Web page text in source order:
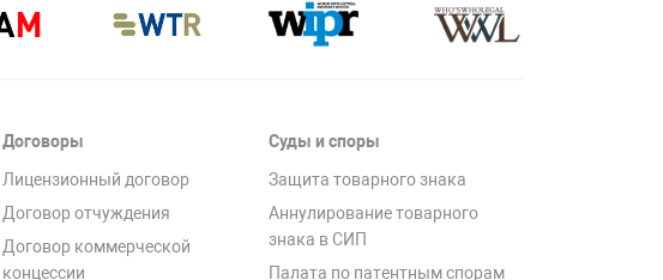
Договоры
Лицензионный договор
Договор отчуждения
Договор коммерческой
концессии
Суды и споры
Защита товарного знака
Аннулирование товарного
знака в СИП
Палата по патентным спорам